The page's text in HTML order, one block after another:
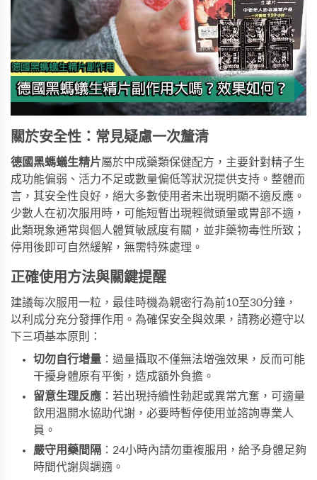
關於安全性：常見疑慮一次釐清
德國黑螞蟻生精片屬於中成藥類保健配方，主要針對精子生
成功能偏弱、活力不足或數量偏低等狀況提供支持。整體而
言，其安全性良好，絕大多數使用者未出現明顯不適反應。
少數人在初次服用時，可能短暫出現輕微頭暈或胃部不適，
此類現象通常與個人體質敏感度有關，並非藥物毒性所致；
停用後即可自然緩解，無需特殊處理。
正確使用方法與關鍵提醒
建議每次服用一粒，最佳時機為親密行為前10至30分鐘，
以利成分充分發揮作用。為確保安全與效果，請務必遵守以
下三項基本原則：
切勿自行增量 ：過量攝取不僅無法增強效果，反而可能
干擾身體原有平衡，造成額外負擔。
留意生理反應 ：若出現持續性勃起或異常亢奮，可適量
飲用溫開水協助代謝，必要時暫停使用並諮詢專業人
員。
嚴守用藥間隔 ：24小時內請勿重複服用，給予身體足夠
時間代謝與調適。